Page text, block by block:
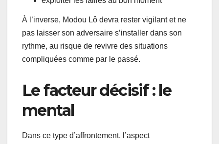
À l’inverse, Modou Lô devra rester vigilant et ne
pas laisser son adversaire s’installer dans son
rythme, au risque de revivre des situations
compliquées comme par le passé.
Le facteur décisif : le
mental
Dans ce type d’affrontement, l’aspect